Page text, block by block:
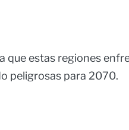
que estas regiones
peligrosas para 2070.